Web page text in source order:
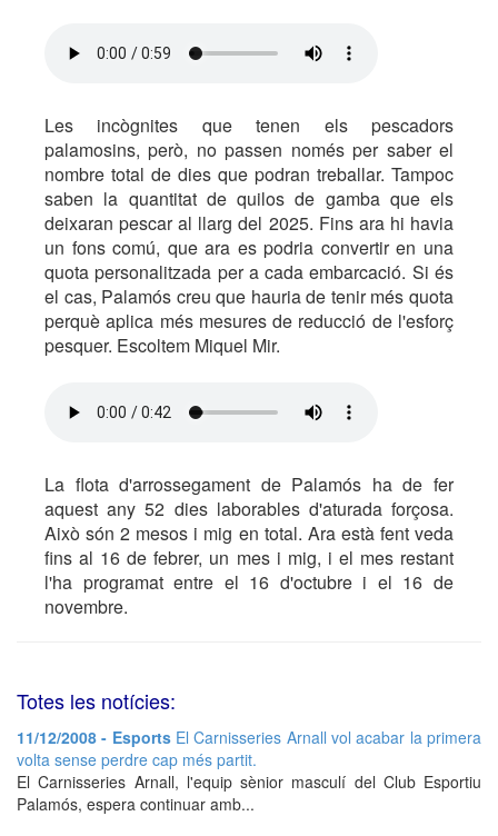
Les incògnites que tenen els pescadors
palamosins, però, no passen només per saber el
nombre total de dies que podran treballar. Tampoc
saben la quantitat de quilos de gamba que els
deixaran pescar al llarg del 2025. Fins ara hi havia
un fons comú, que ara es podria convertir en una
quota personalitzada per a cada embarcació. Si és
el cas, Palamós creu que hauria de tenir més quota
perquè aplica més mesures de reducció de l'esforç
pesquer. Escoltem Miquel Mir.
La flota d'arrossegament de Palamós ha de fer
aquest any 52 dies laborables d'aturada forçosa.
Això són 2 mesos i mig en total. Ara està fent veda
fins al 16 de febrer, un mes i mig, i el mes restant
l'ha programat entre el 16 d'octubre i el 16 de
novembre.
Totes les notícies:
11/12/2008 - Esports El Carnisseries Arnall vol acabar la primera
volta sense perdre cap més partit.
El Carnisseries Arnall, l'equip sènior masculí del Club Esportiu
Palamós, espera continuar amb...